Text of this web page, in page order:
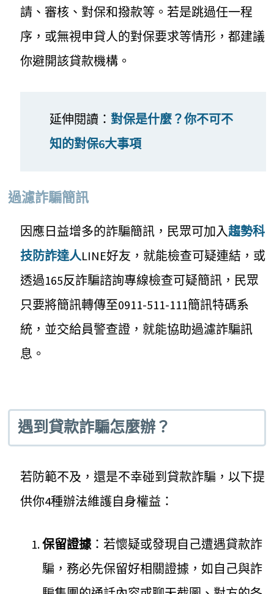
請、審核、對保和撥款等。若是跳過任一程
序，或無視申貸人的對保要求等情形，都建議
你避開該貸款機構。
延伸閱讀： 對保是什麼？你不可不
知的對保6大事項
過濾詐騙簡訊
因應日益增多的詐騙簡訊，民眾可加入趨勢科
技防詐達人LINE好友，就能檢查可疑連結，或
透過165反詐騙諮詢專線檢查可疑簡訊，民眾
只要將簡訊轉傳至0911-511-111簡訊特碼系
統，並交給員警查證，就能協助過濾詐騙訊
息。
遇到貸款詐騙怎麼辦？
若防範不及，還是不幸碰到貸款詐騙，以下提
供你4種辦法維護自身權益：
保留證據 ：若懷疑或發現自己遭遇貸款詐
騙，務必先保留好相關證據，如自己與詐